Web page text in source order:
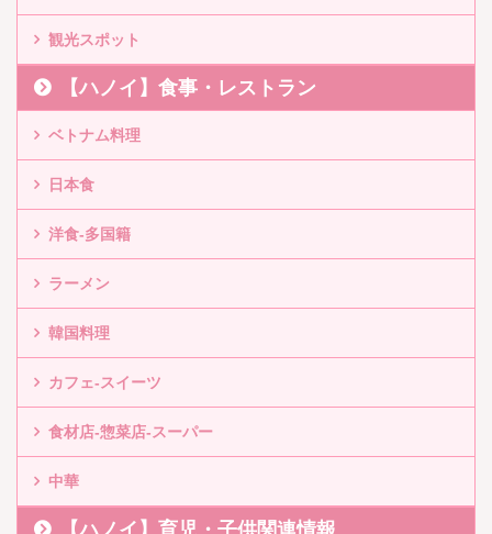
観光スポット
【ハノイ】食事・レストラン
ベトナム料理
日本食
洋食-多国籍
ラーメン
韓国料理
カフェ-スイーツ
食材店-惣菜店-スーパー
中華
【ハノイ】育児・子供関連情報